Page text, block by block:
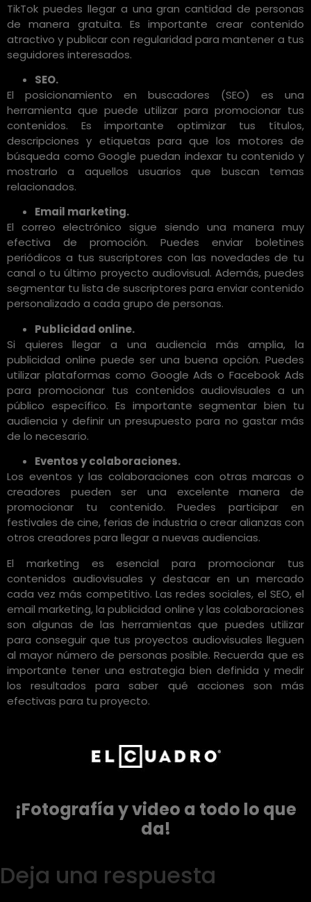
TikTok puedes llegar a una gran cantidad de personas
de manera gratuita. Es importante crear contenido
atractivo y publicar con regularidad para mantener a tus
seguidores interesados.
SEO.
El posicionamiento en buscadores (SEO) es una
herramienta que puede utilizar para promocionar tus
contenidos. Es importante optimizar tus títulos,
descripciones y etiquetas para que los motores de
búsqueda como Google puedan indexar tu contenido y
mostrarlo a aquellos usuarios que buscan temas
relacionados.
Email marketing.
El correo electrónico sigue siendo una manera muy
efectiva de promoción. Puedes enviar boletines
periódicos a tus suscriptores con las novedades de tu
canal o tu último proyecto audiovisual. Además, puedes
segmentar tu lista de suscriptores para enviar contenido
personalizado a cada grupo de personas.
Publicidad online.
Si quieres llegar a una audiencia más amplia, la
publicidad online puede ser una buena opción. Puedes
utilizar plataformas como Google Ads o Facebook Ads
para promocionar tus contenidos audiovisuales a un
público específico. Es importante segmentar bien tu
audiencia y definir un presupuesto para no gastar más
de lo necesario.
Eventos y colaboraciones.
Los eventos y las colaboraciones con otras marcas o
creadores pueden ser una excelente manera de
promocionar tu contenido. Puedes participar en
festivales de cine, ferias de industria o crear alianzas con
otros creadores para llegar a nuevas audiencias.
El marketing es esencial para promocionar tus
contenidos audiovisuales y destacar en un mercado
cada vez más competitivo. Las redes sociales, el SEO, el
email marketing, la publicidad online y las colaboraciones
son algunas de las herramientas que puedes utilizar
para conseguir que tus proyectos audiovisuales lleguen
al mayor número de personas posible. Recuerda que es
importante tener una estrategia bien definida y medir
los resultados para saber qué acciones son más
efectivas para tu proyecto.
¡Fotografía y video a todo lo que
da!
Deja una respuesta